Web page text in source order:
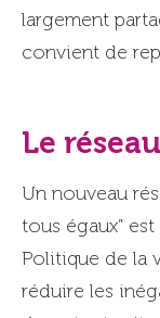
largement
convient de
Le
Un nouveau
tous égaux”
Politique de la
réduire les